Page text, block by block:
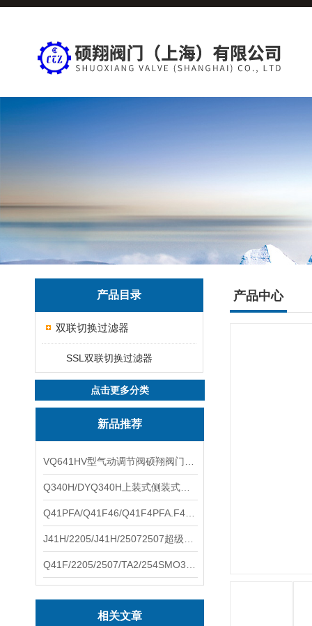
产品目录
双联切换过滤器
SSL双联切换过滤器
点击更多分类
新品推荐
相关文章
产品中心